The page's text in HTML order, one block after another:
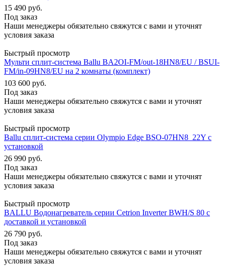
15 490 руб.
Под заказ
Наши менеджеры обязательно свяжутся с вами и уточнят
условия заказа
Быстрый просмотр
Мульти сплит-система Ballu BA2OI-FM/out-18HN8/EU / BSUI-
FM/in-09HN8/EU на 2 комнаты (комплект)
103 600 руб.
Под заказ
Наши менеджеры обязательно свяжутся с вами и уточнят
условия заказа
Быстрый просмотр
Ballu сплит-система серии Olympio Edge BSO-07HN8_22Y с
установкой
26 990 руб.
Под заказ
Наши менеджеры обязательно свяжутся с вами и уточнят
условия заказа
Быстрый просмотр
BALLU Водонагреватель серии Cetrion Inverter BWH/S 80 с
доставкой и установкой
26 790 руб.
Под заказ
Наши менеджеры обязательно свяжутся с вами и уточнят
условия заказа